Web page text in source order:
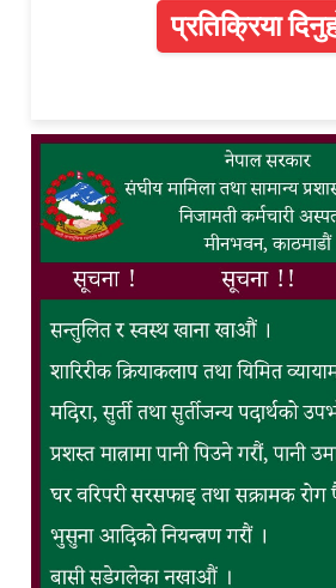
प्रतिक्रिया